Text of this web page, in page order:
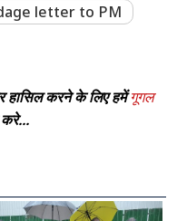
letter to PM
करने के लिए हमेंगूगल